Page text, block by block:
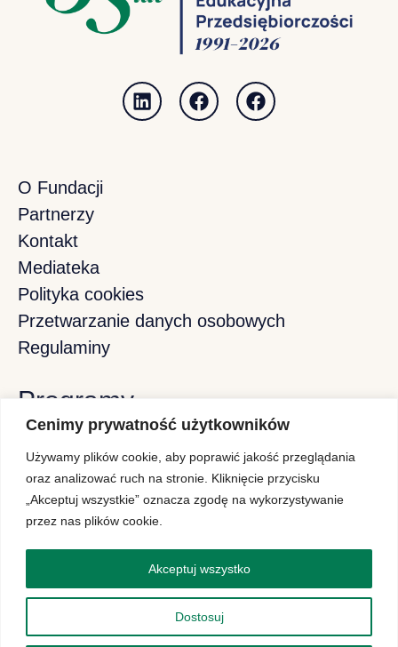
Cenimy prywatność użytkowników
Używamy plików cookie, aby poprawić jakość przeglądania
oraz analizować ruch na stronie. Kliknięcie przycisku
„Akceptuj wszystkie” oznacza zgodę na wykorzystywanie
przez nas plików cookie.
Dostosuj
Akceptuj wszystko
O Fundacji
Partnerzy
Kontakt
Mediateka
Polityka cookies
Przetwarzanie danych osobowych
Regulaminy
Programy
Program Stypendiów Pomostowych
Program Projektor
Polish-American Internship Initiative
Konferencje